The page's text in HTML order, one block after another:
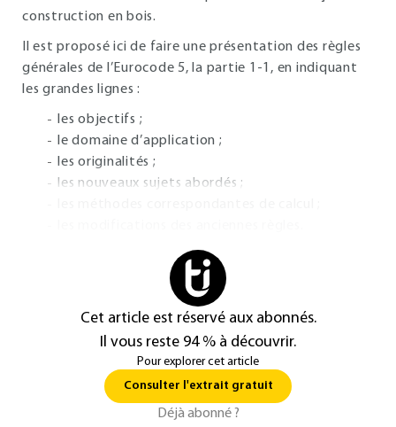
construction en bois.
Il est proposé ici de faire une présentation des règles
générales de l’Eurocode 5, la partie 1-1, en indiquant
les grandes lignes :
les objectifs ;
le domaine d’application ;
les originalités ;
les nouveaux sujets abordés ;
Cet article est réservé aux abonnés.
Il vous reste 94 % à découvrir.
Pour explorer cet article
Consulter l'extrait gratuit
Déjà abonné ?